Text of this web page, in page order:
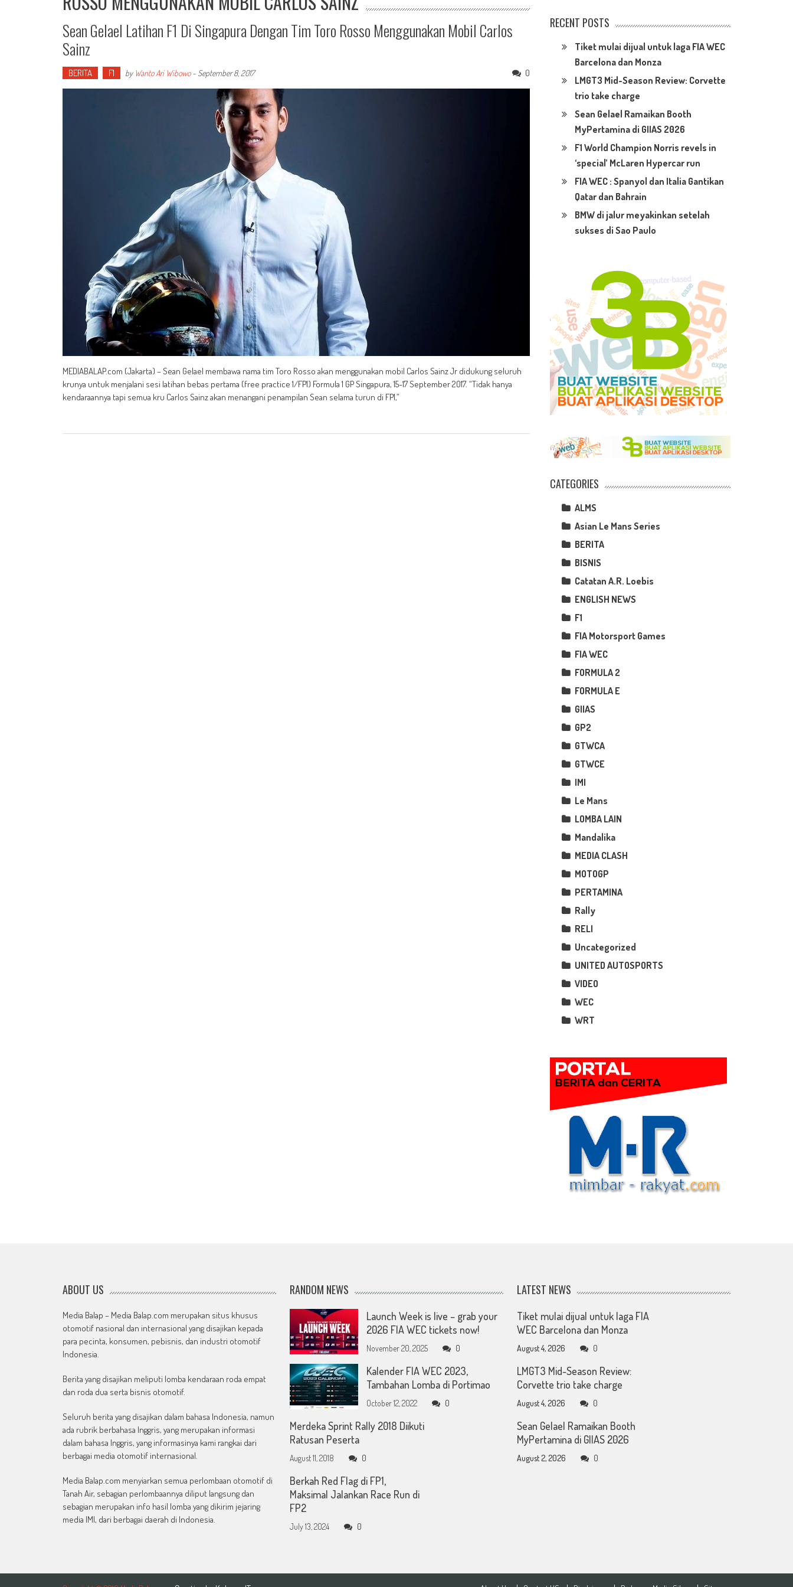
Sean Gelael Latihan F1 Di Singapura Dengan Tim Toro Rosso Menggunakan Mobil Carlos
Sainz
BERITA F1 by Wanto Ari Wibowo- September 8, 2017 0
MEDIABALAP.com (Jakarta) – Sean Gelael membawa nama tim Toro Rosso akan menggunakan mobil Carlos Sainz Jr didukung seluruh
krunya untuk menjalani sesi latihan bebas pertama (free practice 1/FP1) Formula 1 GP Singapura, 15-17 September 2017. “Tidak hanya
kendaraannya tapi semua kru Carlos Sainz akan menangani penampilan Sean selama turun di FP1,”
RECENT POSTS
Tiket mulai dijual untuk laga FIA WEC
Barcelona dan Monza
LMGT3 Mid-Season Review: Corvette
trio take charge
Sean Gelael Ramaikan Booth
MyPertamina di GIIAS 2026
F1 World Champion Norris revels in
‘special’ McLaren Hypercar run
FIA WEC : Spanyol dan Italia Gantikan
Qatar dan Bahrain
BMW di jalur meyakinkan setelah
sukses di Sao Paulo
CATEGORIES
ALMS
Asian Le Mans Series
BERITA
BISNIS
Catatan A.R. Loebis
ENGLISH NEWS
F1
FIA Motorsport Games
FIA WEC
FORMULA 2
FORMULA E
GIIAS
GP2
GTWCA
GTWCE
IMI
Le Mans
LOMBA LAIN
Mandalika
MEDIA CLASH
MOTOGP
PERTAMINA
Rally
RELI
Uncategorized
UNITED AUTOSPORTS
VIDEO
WEC
WRT
ABOUT US
Media Balap – Media Balap.com merupakan situs khusus
otomotif nasional dan internasional yang disajikan kepada
para pecinta, konsumen, pebisnis, dan industri otomotif
Indonesia.
Berita yang disajikan meliputi lomba kendaraan roda empat
dan roda dua serta bisnis otomotif.
Seluruh berita yang disajikan dalam bahasa Indonesia, namun
ada rubrik berbahasa Inggris, yang merupakan informasi
dalam bahasa Inggris, yang informasinya kami rangkai dari
berbagai media otomotif internasional.
Media Balap.com menyiarkan semua perlombaan otomotif di
Tanah Air, sebagian perlombaannya diliput langsung dan
sebagian merupakan info hasil lomba yang dikirim jejaring
media IMI, dari berbagai daerah di Indonesia.
RANDOM NEWS
Launch Week is live – grab your
2026 FIA WEC tickets now!
November 20, 2025 0
Kalender FIA WEC 2023,
Tambahan Lomba di Portimao
October 12, 2022 0
Merdeka Sprint Rally 2018 Diikuti
Ratusan Peserta
August 11, 2018 0
Berkah Red Flag di FP1,
Maksimal Jalankan Race Run di
FP2
July 13, 2024 0
LATEST NEWS
Tiket mulai dijual untuk laga FIA
WEC Barcelona dan Monza
August 4, 2026 0
LMGT3 Mid-Season Review:
Corvette trio take charge
August 4, 2026 0
Sean Gelael Ramaikan Booth
MyPertamina di GIIAS 2026
August 2, 2026 0